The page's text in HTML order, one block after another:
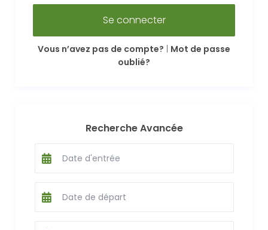
Se connecter
Vous n’avez pas de compte?
Mot de passe
oublié?
Recherche Avancée